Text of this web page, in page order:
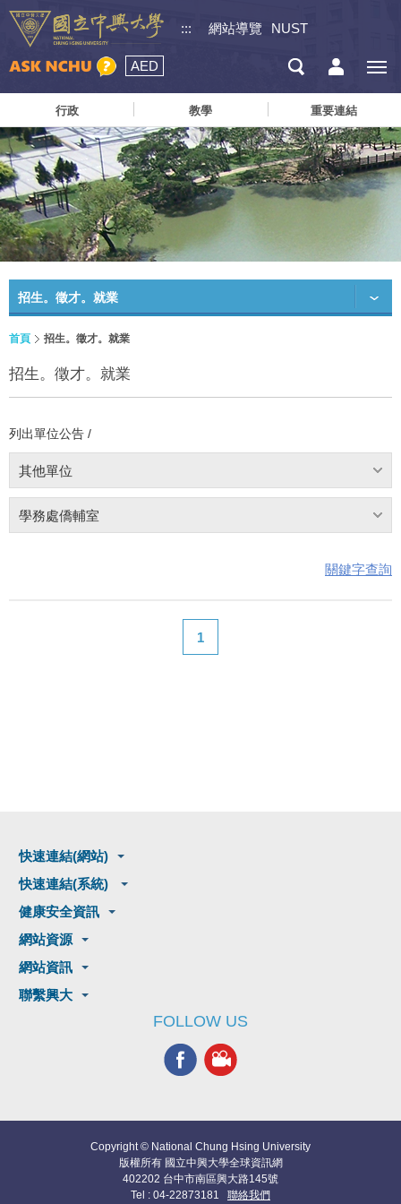
::: 網站導覽 NUST
AED
行政 教學 重要連結
招生。徵才。就業
首頁 招生。徵才。就業
招生。徵才。就業
列出單位公告 /
其他單位
學務處僑輔室
關鍵字查詢
1
快速連結(網站)
快速連結(系統)
健康安全資訊
網站資源
網站資訊
聯繫興大
FOLLOW US
Copyright © National Chung Hsing University
版權所有 國立中興大學全球資訊網
402202 台中市南區興大路145號
Tel : 04-22873181 聯絡我們